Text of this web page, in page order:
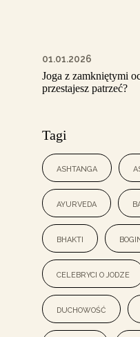
01.01.2026
Joga z zamkniętymi
przestajesz patrzeć?
Tagi
ashtanga
ayurveda
bhakti
celebryci o jodze
duchowość